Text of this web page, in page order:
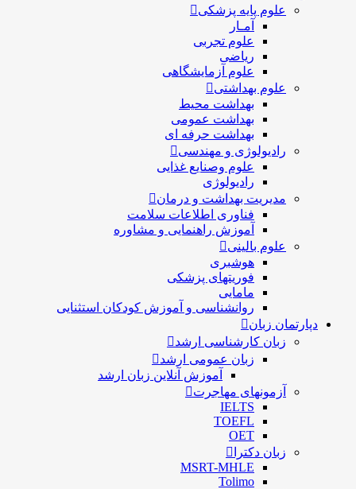
علوم پایه پزشکی
آمـار
علوم تجربی
ریاضی
علوم آزمایشگاهی
علوم بهداشتی
بهداشت محیط
بهداشت عمومی
بهداشت حرفه ای
رادیولوژی و مهندسی
علوم وصنایع غذایی
رادیولوژی
مدیریت بهداشت و درمان
فناوری اطلاعات سلامت
آموزش راهنمایی و مشاوره
علوم بالینی
هوشبری
فوریتهای پزشکی
مامایی
روانشناسی و آموزش کودکان استثنایی
دپارتمان زبان
زبان کارشناسی ارشد
زبان عمومی ارشد
آموزش آنلاین زبان ارشد
آزمونهای مهاجرت
IELTS
TOEFL
OET
زبان دکترا
MSRT-MHLE
Tolimo